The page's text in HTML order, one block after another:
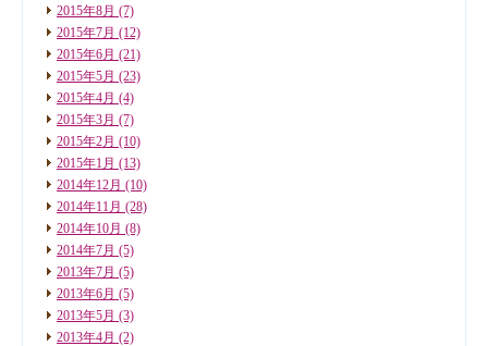
2015年8月 (7)
2015年7月 (12)
2015年6月 (21)
2015年5月 (23)
2015年4月 (4)
2015年3月 (7)
2015年2月 (10)
2015年1月 (13)
2014年12月 (10)
2014年11月 (28)
2014年10月 (8)
2014年7月 (5)
2013年7月 (5)
2013年6月 (5)
2013年5月 (3)
2013年4月 (2)